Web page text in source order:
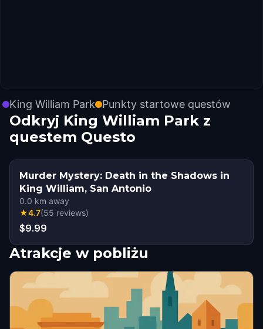
King William Park Punkty startowe questów
Odkryj King William Park z
questem Questo
Murder Mystery: Death in the Shadows in
King William, San Antonio
0.0 km away
★4.7(55 reviews)
$9.99
Atrakcje w pobliżu